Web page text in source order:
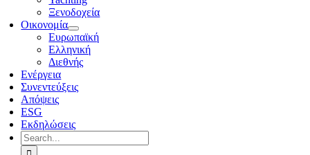
Ξενοδοχεία
Οικονομία
Ευρωπαϊκή
Ελληνική
Διεθνής
Ενέργεια
Συνεντεύξεις
Απόψεις
ESG
Εκδηλώσεις
Search
for: